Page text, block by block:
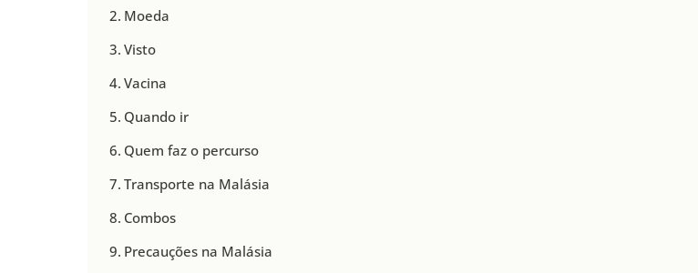
Moeda
Visto
Vacina
Quando ir
Quem faz o percurso
Transporte na Malásia
Combos
Precauções na Malásia